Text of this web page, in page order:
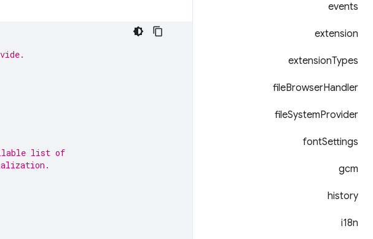
events
extension
extensionTypes
fileBrowserHandler
fileSystemProvider
fontSettings
gcm
history
i18n
list of